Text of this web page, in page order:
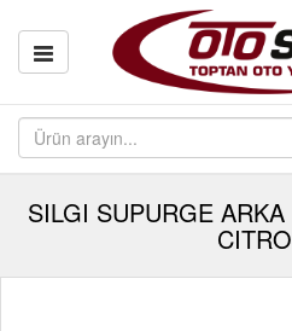
SILGI SUPURGE